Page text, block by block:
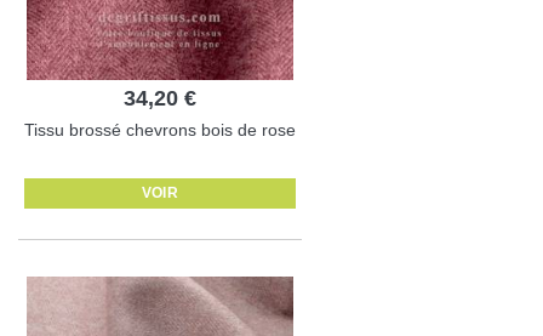
34,20 €
Tissu brossé chevrons bois de rose
VOIR